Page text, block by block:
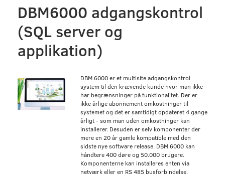
DBM6000 adgangskontrol
(SQL server og
applikation)
DBM 6000 er et multisite adgangskontrol
system til den krævende kunde hvor man ikke
har begrænsninger på funktionalitet. Der er
ikke årlige abonnement omkostninger til
systemet og det er samtidigt opdateret 4 gange
årligt - som man uden omkostninger kan
installerer. Desuden er selv komponenter der
mere en 20 år gamle kompatible med den
sidste nye software release. DBM 6000 kan
håndtere 400 døre og 50.000 brugere.
Komponenterne kan installeres enten via
netværk eller en RS 485 busforbindelse.